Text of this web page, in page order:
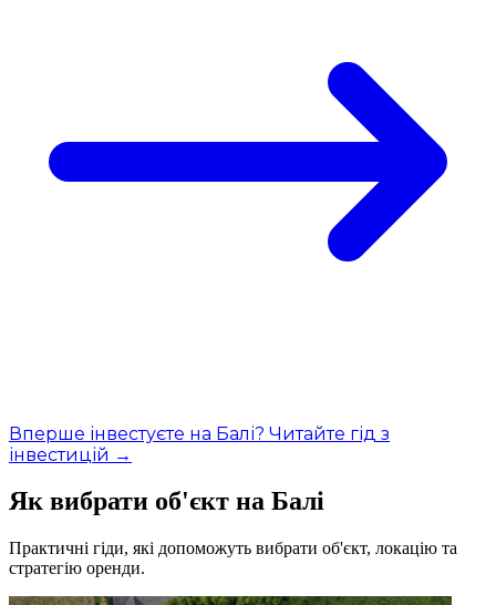
Вперше інвестуєте на Балі? Читайте гід з
інвестицій →
Як вибрати об'єкт на Балі
Практичні гіди, які допоможуть вибрати об'єкт, локацію та
стратегію оренди.